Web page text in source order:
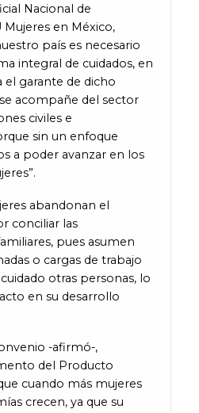
Nacional de
en México,
país es necesario
integral de cuidados, en
el garante de dicho
acompañe del sector
civiles e
sin un enfoque
a poder avanzar en los
abandonan el
conciliar las
pues asumen
o cargas de trabajo
otras personas, lo
en su desarrollo
-afirmó-,
del Producto
cuando más mujeres
crecen, ya que su